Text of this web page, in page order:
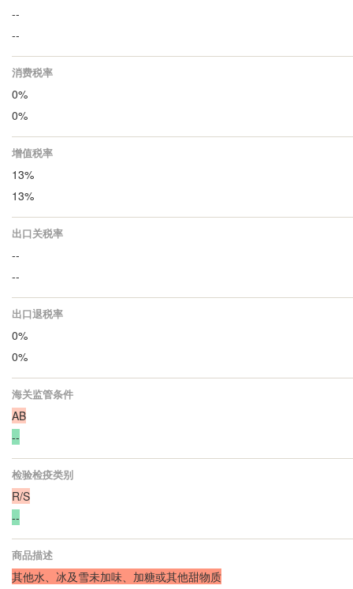
--
--
消费税率
0%
0%
增值税率
13%
13%
出口关税率
--
--
出口退税率
0%
0%
海关监管条件
AB
--
检验检疫类别
R/S
--
商品描述
其他水、冰及雪未加味、加糖或其他甜物质